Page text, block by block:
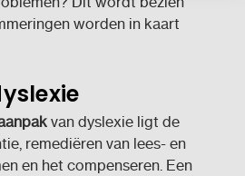
worden in kaart
van dyslexie ligt de
remediëren van lees- en
en het compenseren. Een